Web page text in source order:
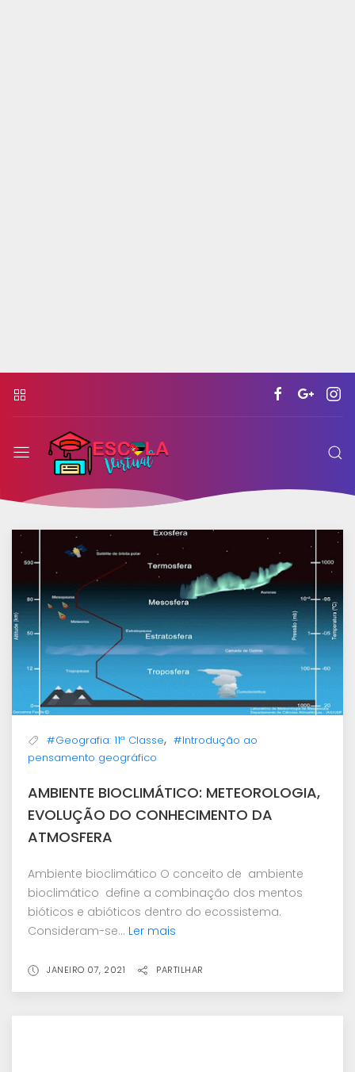
Escola
Virtual
Moçambicana
#Geografia: 11ª Classe, #Introdução ao
pensamento geográfico
AMBIENTE BIOCLIMÁTICO: METEOROLOGIA,
EVOLUÇÃO DO CONHECIMENTO DA
ATMOSFERA
Ambiente bioclimático O conceito de ambiente
bioclimático define a combinação dos mentos
bióticos e abióticos dentro do ecossistema.
Consideram-se... Ler mais
JANEIRO 07, 2021 PARTILHAR